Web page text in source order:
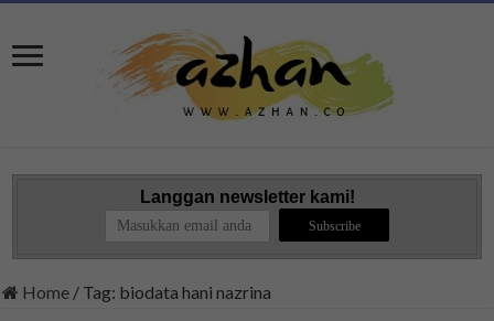
Langgan newsletter kami!
Home / Tag: biodata hani nazrina